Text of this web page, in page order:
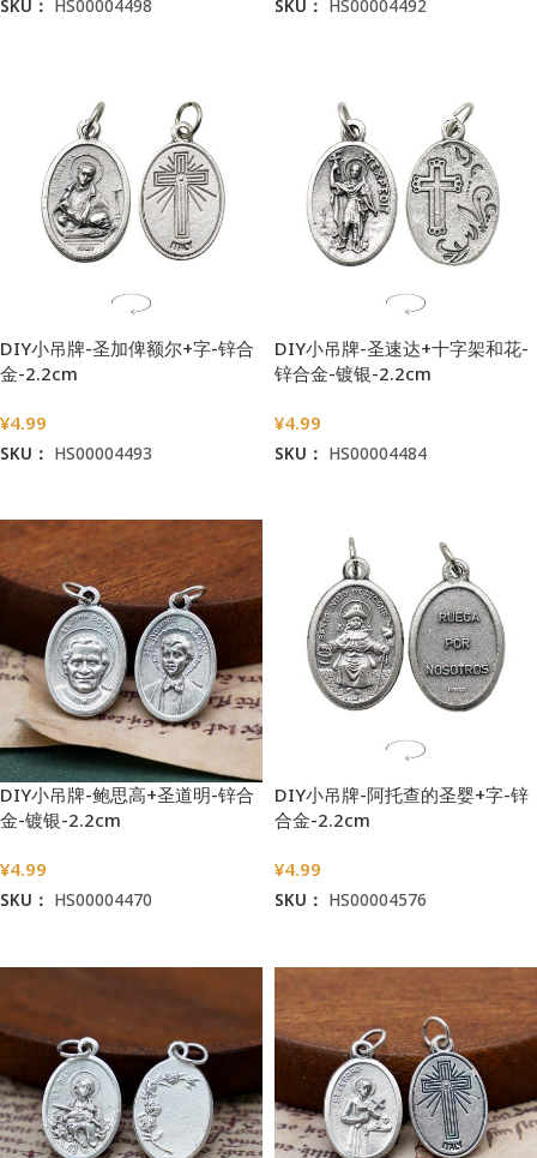
SKU： HS00004498 SKU： HS00004492
DIY小吊牌-圣加俾额尔+字-锌合
金-2.2cm
¥4.99
SKU： HS00004493
DIY小吊牌-圣速达+十字架和花-
锌合金-镀银-2.2cm
¥4.99
SKU： HS00004484
DIY小吊牌-鲍思高+圣道明-锌合
金-镀银-2.2cm
¥4.99
SKU： HS00004470
DIY小吊牌-阿托查的圣婴+字-锌
合金-2.2cm
¥4.99
SKU： HS00004576